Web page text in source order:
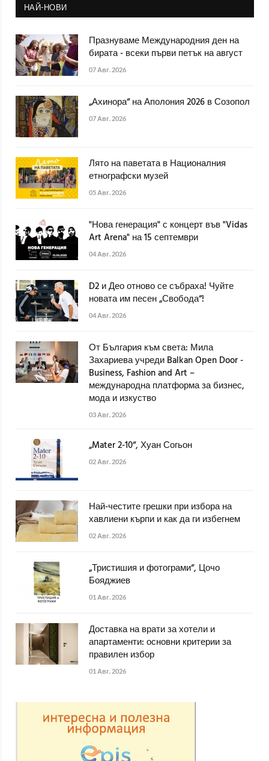
НАЙ-НОВИ
Празнуваме Международния ден на
бирата - всеки първи петък на август
07 Авг. 2026
„Ахинора“ на Аполония 2026 в Созопол
07 Авг. 2026
Лято на паветата в Националния
етнографски музей
05 Авг. 2026
"Нова генерация" с концерт във "Vidas
Art Arena" на 15 септември
04 Авг. 2026
D2 и Део отново се събраха! Чуйте
новата им песен „Свобода“!
04 Авг. 2026
От България към света: Мила
Захариева учреди Balkan Open Door -
Business, Fashion and Art –
международна платформа за бизнес,
мода и изкуство
03 Авг. 2026
„Mater 2-10“, Хуан Согьон
02 Авг. 2026
Най-честите грешки при избора на
хавлиени кърпи и как да ги избегнем
02 Авг. 2026
„Тристишия и фотограми“, Цочо
Бояджиев
01 Авг. 2026
Доставка на врати за хотели и
апартаменти: основни критерии за
правилен избор
01 Авг. 2026